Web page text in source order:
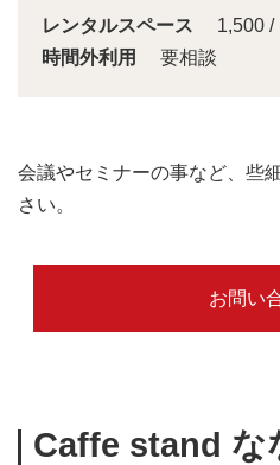
レンタルスペース
1,500
時間外利用
要相談
会議やセミナーの事など、些
さい。
お問い
Caffe stand な